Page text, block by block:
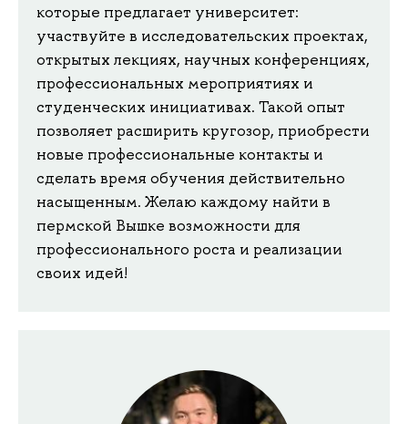
которые предлагает университет:
участвуйте в исследовательских проектах,
открытых лекциях, научных конференциях,
профессиональных мероприятиях и
студенческих инициативах. Такой опыт
позволяет расширить кругозор, приобрести
новые профессиональные контакты и
сделать время обучения действительно
насыщенным. Желаю каждому найти в
пермской Вышке возможности для
профессионального роста и реализации
своих идей!